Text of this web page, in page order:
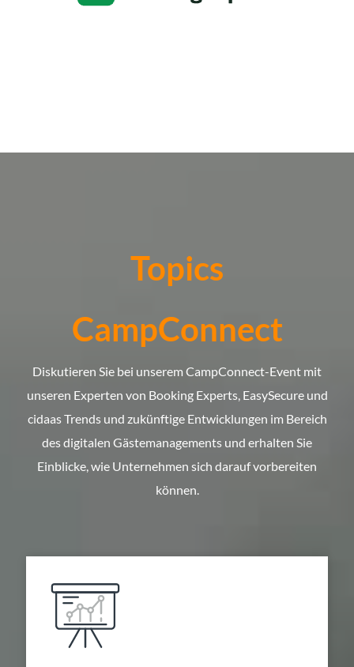
Topics
CampConnect
Diskutieren Sie bei unserem CampConnect-Event mit
unseren Experten von Booking Experts, EasySecure und
cidaas Trends und zukünftige Entwicklungen im Bereich
des digitalen Gästemanagements und erhalten Sie
Einblicke, wie Unternehmen sich darauf vorbereiten
können.